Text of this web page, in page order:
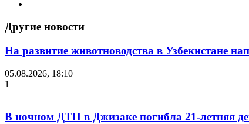
Другие новости
На развитие животноводства в Узбекистане
05.08.2026, 18:10
1
В ночном ДТП в Джизаке погибла 21-летняя